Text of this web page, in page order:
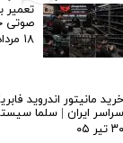
تعمیر
صوتی
۱۸ مرداد ۰۵
خرید مانیتور اندروید
سراسر ایران | سلما
۳۰ تیر ۰۵